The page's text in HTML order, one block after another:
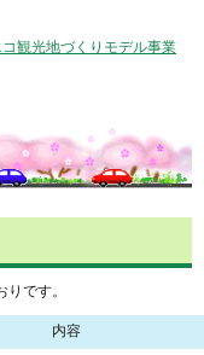
観光地づくりモデル事業
です。
内容